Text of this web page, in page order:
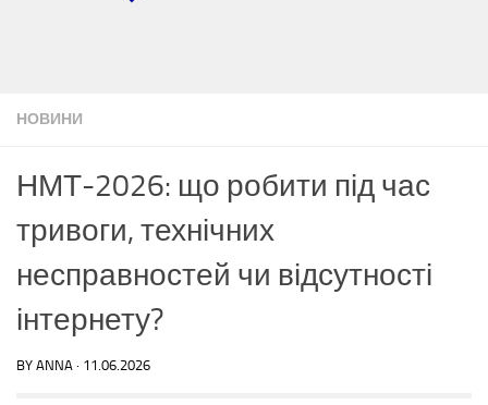
НОВИНИ
НМТ-2026: що робити під час
тривоги, технічних
несправностей чи відсутності
інтернету?
BY ANNA · 11.06.2026